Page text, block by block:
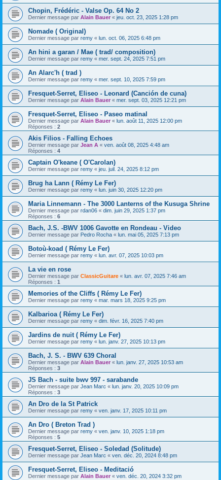
Chopin, Frédéric - Valse Op. 64 No 2
Dernier message par Alain Bauer « jeu. oct. 23, 2025 1:28 pm
Nomade ( Original)
Dernier message par remy « lun. oct. 06, 2025 6:48 pm
An hini a garan / Mae ( trad/ composition)
Dernier message par remy « mer. sept. 24, 2025 7:51 pm
An Alarc'h ( trad )
Dernier message par remy « mer. sept. 10, 2025 7:59 pm
Fresquet-Serret, Eliseo - Leonard (Canción de cuna)
Dernier message par Alain Bauer « mer. sept. 03, 2025 12:21 pm
Fresquet-Serret, Eliseo - Paseo matinal
Dernier message par Alain Bauer « lun. août 11, 2025 12:00 pm
Réponses : 2
Akis Filios - Falling Echoes
Dernier message par Jean A « ven. août 08, 2025 4:48 am
Réponses : 4
Captain O'keane ( O'Carolan)
Dernier message par remy « jeu. juil. 24, 2025 8:12 pm
Brug ha Lann ( Rémy Le Fer)
Dernier message par remy « lun. juin 30, 2025 12:20 pm
Maria Linnemann - The 3000 Lanterns of the Kusuga Shrine
Dernier message par rdan06 « dim. juin 29, 2025 1:37 pm
Réponses : 6
Bach, J.S. -BWV 1006 Gavotte en Rondeau - Video
Dernier message par Pedro Rocha « lun. mai 05, 2025 7:13 pm
Botoù-koad ( Rémy Le Fer)
Dernier message par remy « lun. avr. 07, 2025 10:03 pm
La vie en rose
Dernier message par ClassicGuitare « lun. avr. 07, 2025 7:46 am
Réponses : 1
Memories of the Cliffs ( Rémy Le Fer)
Dernier message par remy « mar. mars 18, 2025 9:25 pm
Kalbarioa ( Rémy Le Fer)
Dernier message par remy « dim. févr. 16, 2025 7:40 pm
Jardins de nuit ( Rémy Le Fer)
Dernier message par remy « lun. janv. 27, 2025 10:13 pm
Bach, J. S. - BWV 639 Choral
Dernier message par Alain Bauer « lun. janv. 27, 2025 10:53 am
Réponses : 3
JS Bach - suite bwv 997 - sarabande
Dernier message par Jean Marc « lun. janv. 20, 2025 10:09 pm
Réponses : 3
An Dro de la St Patrick
Dernier message par remy « ven. janv. 17, 2025 10:11 pm
An Dro ( Breton Trad )
Dernier message par remy « ven. janv. 10, 2025 1:18 pm
Réponses : 5
Fresquet-Serret, Eliseo - Soledad (Solitude)
Dernier message par Jean Marc « ven. déc. 20, 2024 8:48 pm
Fresquet-Serret, Eliseo - Meditació
Dernier message par Alain Bauer « ven. déc. 20, 2024 3:32 pm